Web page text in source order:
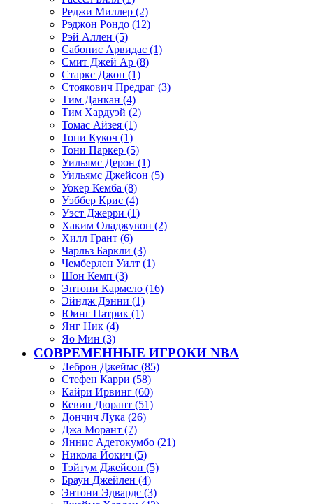
Реджи Миллер (2)
Рэджон Рондо (12)
Рэй Аллен (5)
Сабонис Арвидас (1)
Смит Джей Ар (8)
Старкс Джон (1)
Стоякович Предраг (3)
Тим Данкан (4)
Тим Хардуэй (2)
Томас Айзея (1)
Тони Кукоч (1)
Тони Паркер (5)
Уильямс Дерон (1)
Уильямс Джейсон (5)
Уокер Кемба (8)
Уэббер Крис (4)
Уэст Джерри (1)
Хаким Оладжувон (2)
Хилл Грант (6)
Чарльз Баркли (3)
Чемберлен Уилт (1)
Шон Кемп (3)
Энтони Кармело (16)
Эйндж Дэнни (1)
Юинг Патрик (1)
Янг Ник (4)
Яо Мин (3)
СОВРЕМЕННЫЕ ИГРОКИ NBA
Леброн Джеймс (85)
Стефен Карри (58)
Кайри Ирвинг (60)
Кевин Дюрант (51)
Дончич Лука (26)
Джа Морант (7)
Яннис Адетокумбо (21)
Никола Йокич (5)
Тэйтум Джейсон (5)
Браун Джейлен (4)
Энтони Эдвардс (3)